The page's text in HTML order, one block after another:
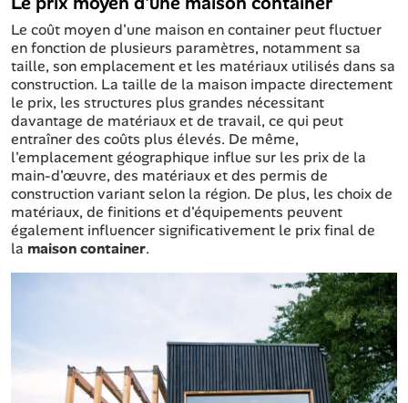
Le coût moyen d'une maison en container peut fluctuer
en fonction de plusieurs paramètres, notamment sa
taille, son emplacement et les matériaux utilisés dans sa
construction. La taille de la maison impacte directement
le prix, les structures plus grandes nécessitant
davantage de matériaux et de travail, ce qui peut
entraîner des coûts plus élevés. De même,
l'emplacement géographique influe sur les prix de la
main-d'œuvre, des matériaux et des permis de
construction variant selon la région. De plus, les choix de
matériaux, de finitions et d'équipements peuvent
également influencer significativement le prix final de
la maison container.